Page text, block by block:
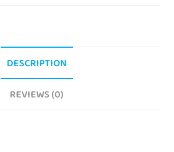
DESCRIPTION
REVIEWS (0)